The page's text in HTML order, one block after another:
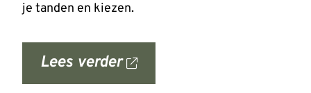
je tanden en kiezen.
Lees verder
over